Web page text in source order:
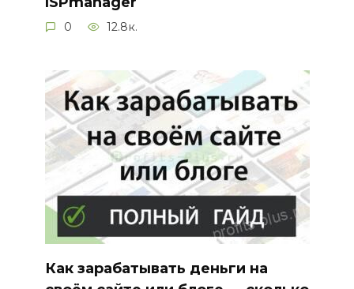
0 12.8к.
Как зарабатывать деньги на